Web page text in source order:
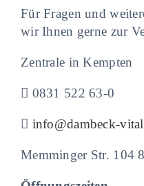
Für Fragen und
wir Ihnen gerne zur
Zentrale in Kempten
0831 522 63-0
info@dambeck-
Memminger Str. 104